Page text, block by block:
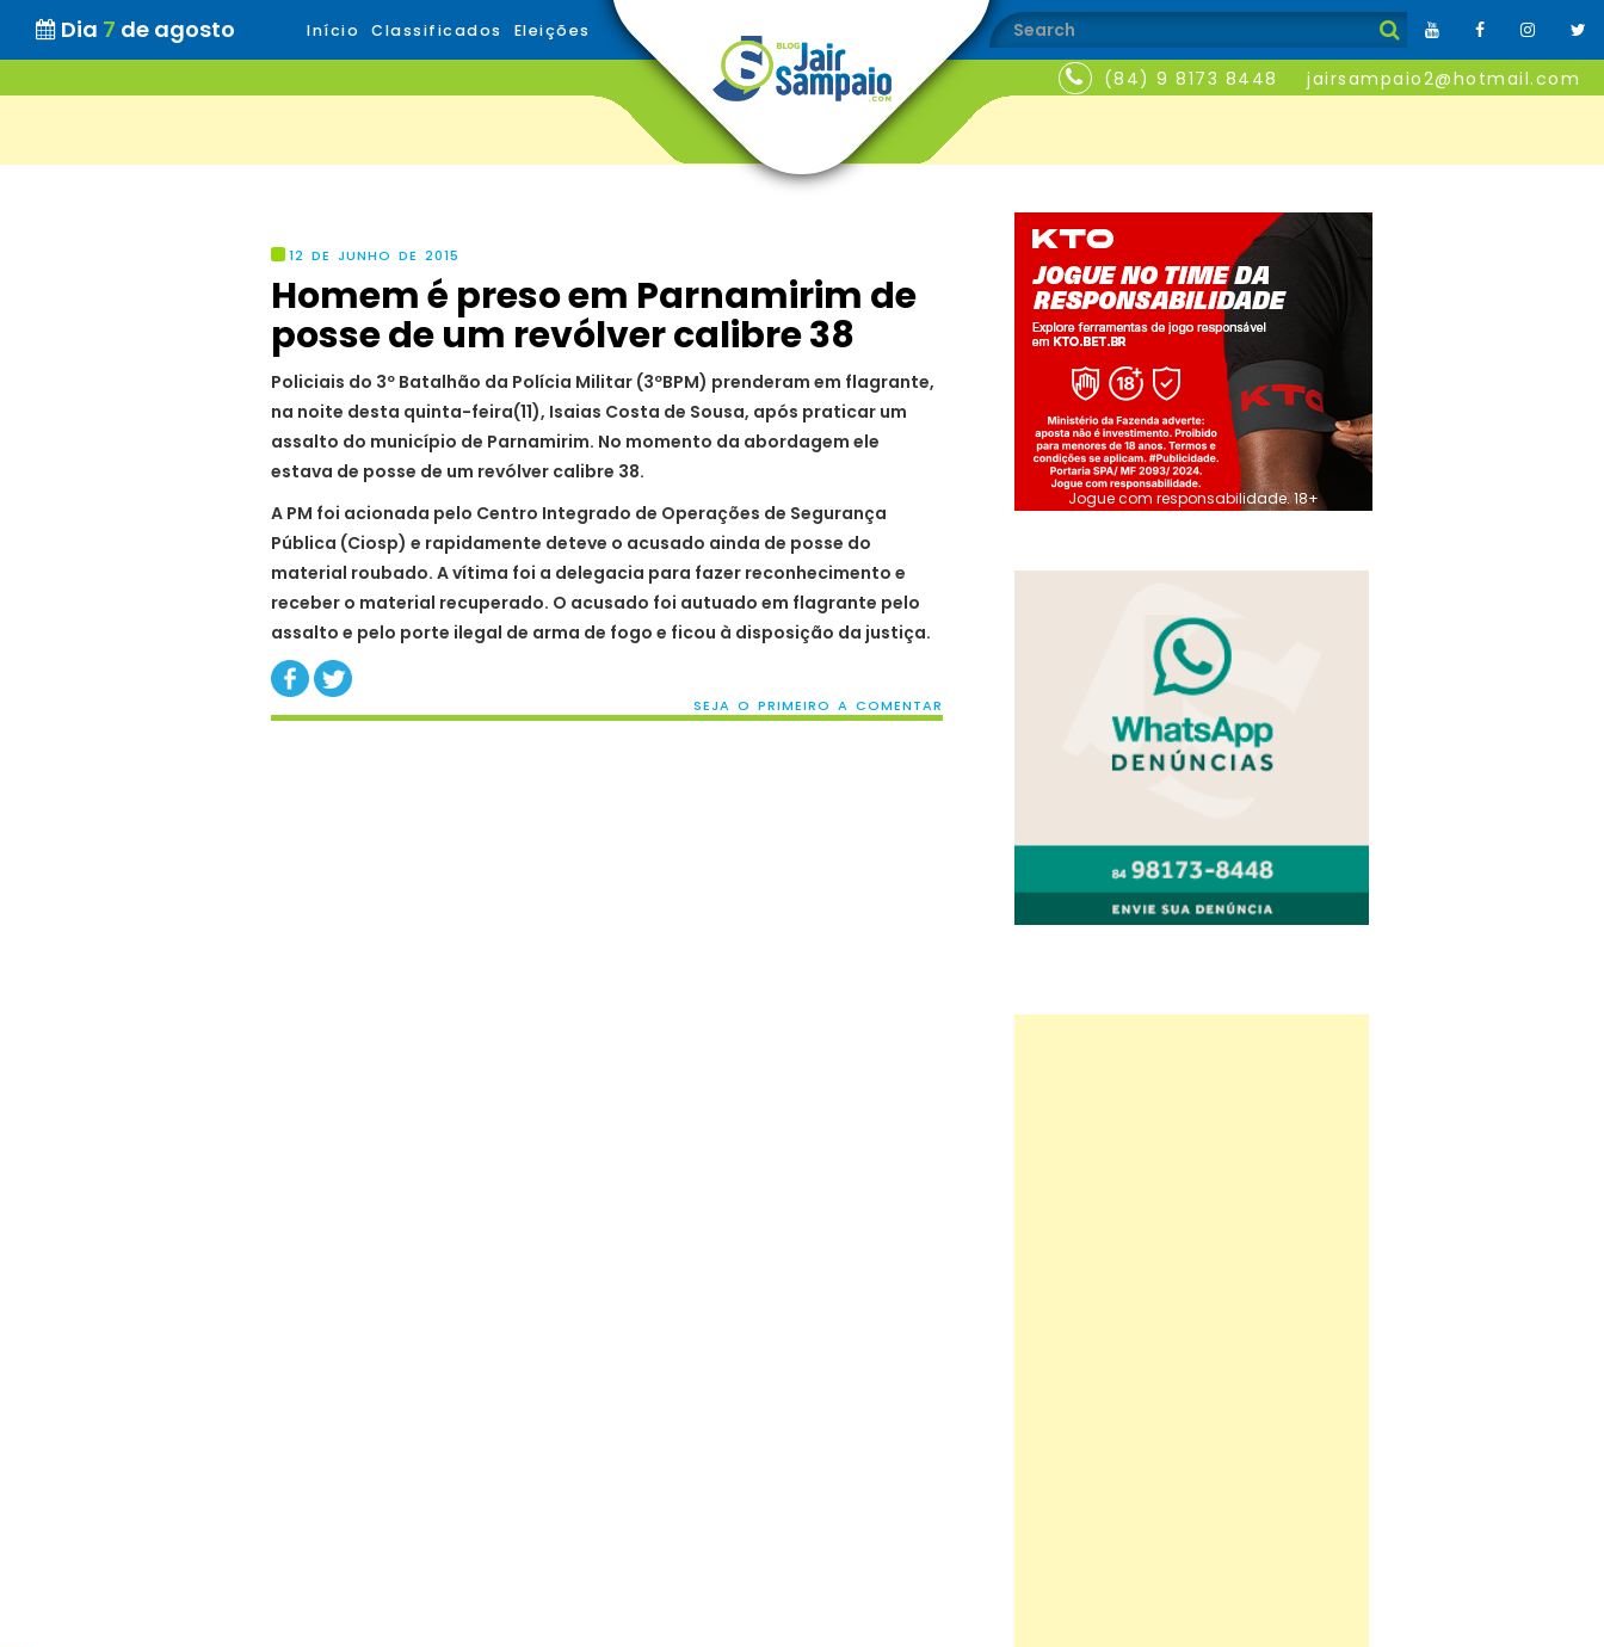
Dia 7 de agosto Início Classificados Eleições
(84) 9 8173 8448 jairsampaio2@hotmail.com
12 DE JUNHO DE 2015
Homem é preso em Parnamirim de
posse de um revólver calibre 38
Policiais do 3º Batalhão da Polícia Militar (3ºBPM) prenderam em flagrante,
na noite desta quinta-feira(11), Isaias Costa de Sousa, após praticar um
assalto do município de Parnamirim. No momento da abordagem ele
estava de posse de um revólver calibre 38.
A PM foi acionada pelo Centro Integrado de Operações de Segurança
Pública (Ciosp) e rapidamente deteve o acusado ainda de posse do
material roubado. A vítima foi a delegacia para fazer reconhecimento e
receber o material recuperado. O acusado foi autuado em flagrante pelo
assalto e pelo porte ilegal de arma de fogo e ficou à disposição da justiça.
SEJA O PRIMEIRO A COMENTAR
Jogue com responsabilidade. 18+